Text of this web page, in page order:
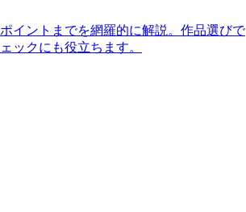
イントまでを網羅的に解説。作品選びで
ックにも役立ちます。